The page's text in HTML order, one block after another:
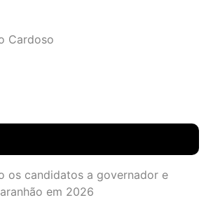
Cardoso
os candidatos a governador e
em 2026